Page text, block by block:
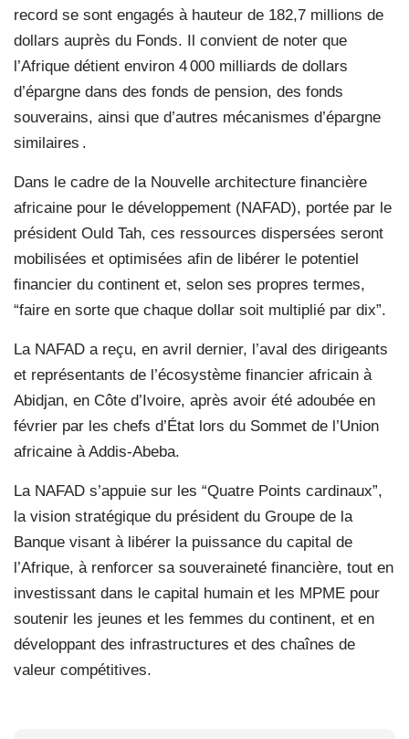
record se sont engagés à hauteur de 182,7 millions de
dollars auprès du Fonds. Il convient de noter que
l’Afrique détient environ 4 000 milliards de dollars
d’épargne dans des fonds de pension, des fonds
souverains, ainsi que d’autres mécanismes d’épargne
similaires .
Dans le cadre de la Nouvelle architecture financière
africaine pour le développement (NAFAD), portée par le
président Ould Tah, ces ressources dispersées seront
mobilisées et optimisées afin de libérer le potentiel
financier du continent et, selon ses propres termes,
“faire en sorte que chaque dollar soit multiplié par dix”.
La NAFAD a reçu, en avril dernier, l’aval des dirigeants
et représentants de l’écosystème financier africain à
Abidjan, en Côte d’Ivoire, après avoir été adoubée en
février par les chefs d’État lors du Sommet de l’Union
africaine à Addis-Abeba.
La NAFAD s’appuie sur les “Quatre Points cardinaux”,
la vision stratégique du président du Groupe de la
Banque visant à libérer la puissance du capital de
l’Afrique, à renforcer sa souveraineté financière, tout en
investissant dans le capital humain et les MPME pour
soutenir les jeunes et les femmes du continent, et en
développant des infrastructures et des chaînes de
valeur compétitives.